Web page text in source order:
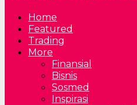
Home
Featured
Trading
More
Finansial
Bisnis
Sosmed
Inspirasi